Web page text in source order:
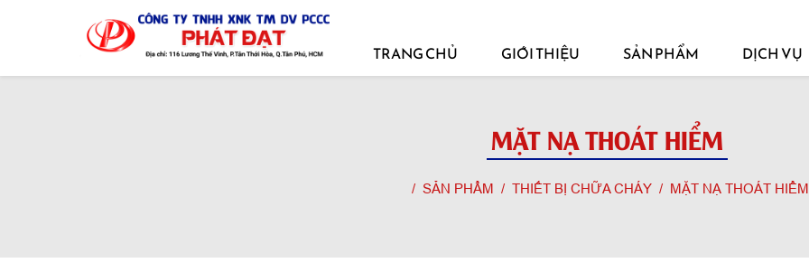
TRANG CHỦ GIỚI THIỆU SẢN PHẨM DỊCH VỤ
MẶT NẠ THOÁT HIỂM
SẢN PHẨM THIẾT BỊ CHỮA CHÁY MẶT NẠ THOÁT HIỂM